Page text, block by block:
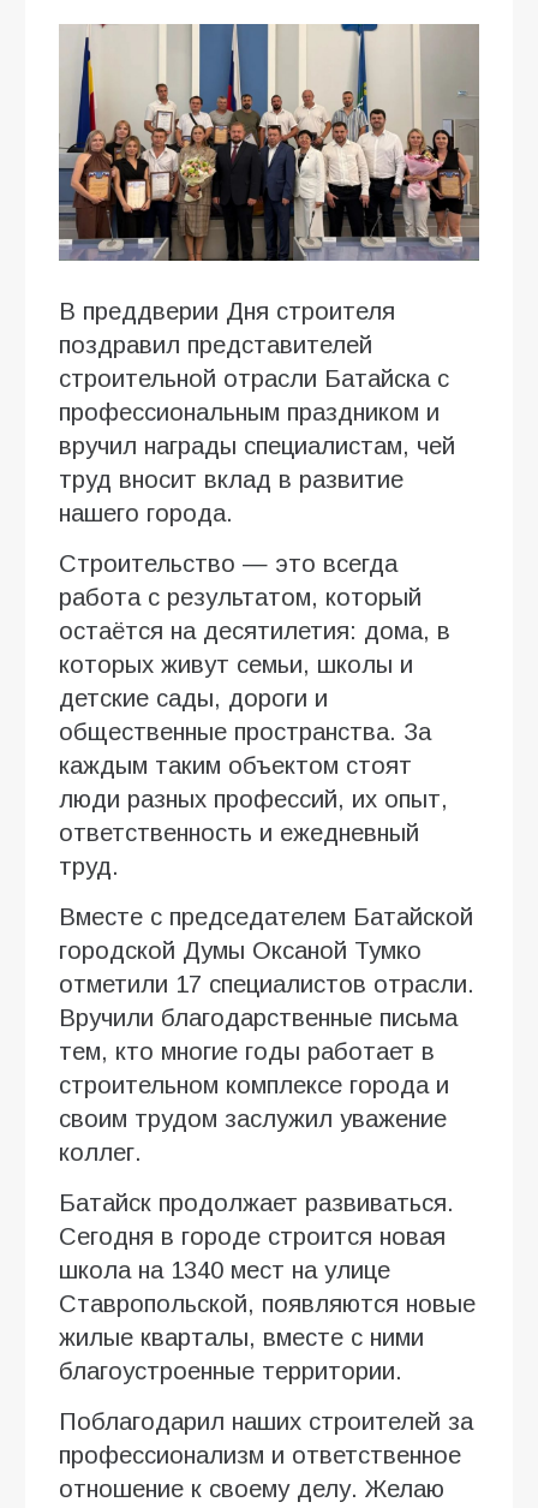
В преддверии Дня строителя
поздравил представителей
строительной отрасли Батайска с
профессиональным праздником и
вручил награды специалистам, чей
труд вносит вклад в развитие
нашего города.
Строительство — это всегда
работа с результатом, который
остаётся на десятилетия: дома, в
которых живут семьи, школы и
детские сады, дороги и
общественные пространства. За
каждым таким объектом стоят
люди разных профессий, их опыт,
ответственность и ежедневный
труд.
Вместе с председателем Батайской
городской Думы Оксаной Тумко
отметили 17 специалистов отрасли.
Вручили благодарственные письма
тем, кто многие годы работает в
строительном комплексе города и
своим трудом заслужил уважение
коллег.
Батайск продолжает развиваться.
Сегодня в городе строится новая
школа на 1340 мест на улице
Ставропольской, появляются новые
жилые кварталы, вместе с ними
благоустроенные территории.
Поблагодарил наших строителей за
профессионализм и ответственное
отношение к своему делу. Желаю